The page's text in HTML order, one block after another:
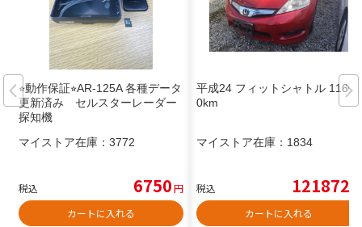
⭐︎動作保証⭐︎AR-125A 各種データ
更新済み セルスターレーダー
探知機
マイストア在庫： 3772
税込 6750円
カートに入れる
平成24 フィットシャトル 11600
0km
マイストア在庫： 1834
税込 121872
カートに入れる